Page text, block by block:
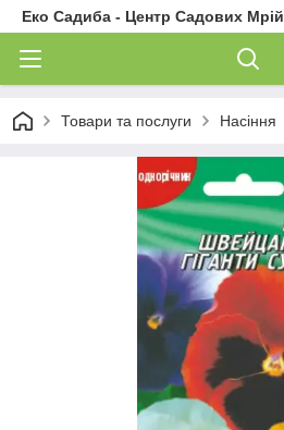
Еко Садиба - Центр Садових Мрій
Товари та послуги Насіння